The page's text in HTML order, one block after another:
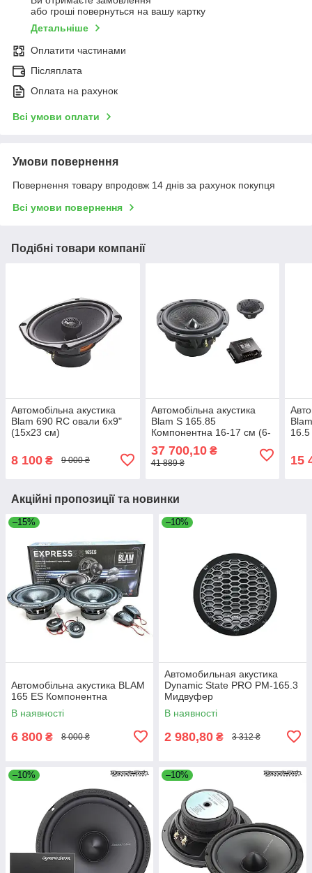
або гроші повернуться на вашу картку
Детальніше
Оплатити частинами
Післяплата
Оплата на рахунок
Всі умови оплати
Умови повернення
Повернення товару впродовж 14 днів за рахунок покупця
Всі умови повернення
Подібні товари компанії
Автомобільна акустика
Blam 690 RC овали 6х9"
(15х23 см)
8 100 ₴ 9 000 ₴
Автомобільна акустика
Blam S 165.85
Компонентна 16-17 см (6-
37 700,10₴
41 889 ₴ 15
Акційні пропозиції та новинки
–15%
Автомобільна акустика BLAM
165 ES Компонентна
В наявності
6 800 ₴ 8 000 ₴
–10%
Автомобильная акустика
Dynamic State PRO PM-165.3
Мидвуфер
В наявності
2 980,80 ₴ 3 312 ₴
–10% –10%